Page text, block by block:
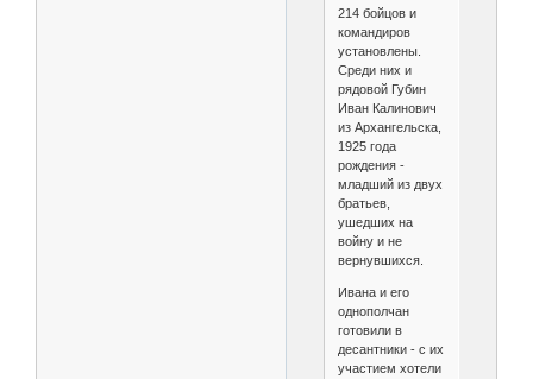
214 бойцов и
командиров
установлены.
Среди них и
рядовой Губин
Иван Калинович
из Архангельска,
1925 года
рождения -
младший из двух
братьев,
ушедших на
войну и не
вернувшихся.
Ивана и его
однополчан
готовили в
десантники - с их
участием хотели